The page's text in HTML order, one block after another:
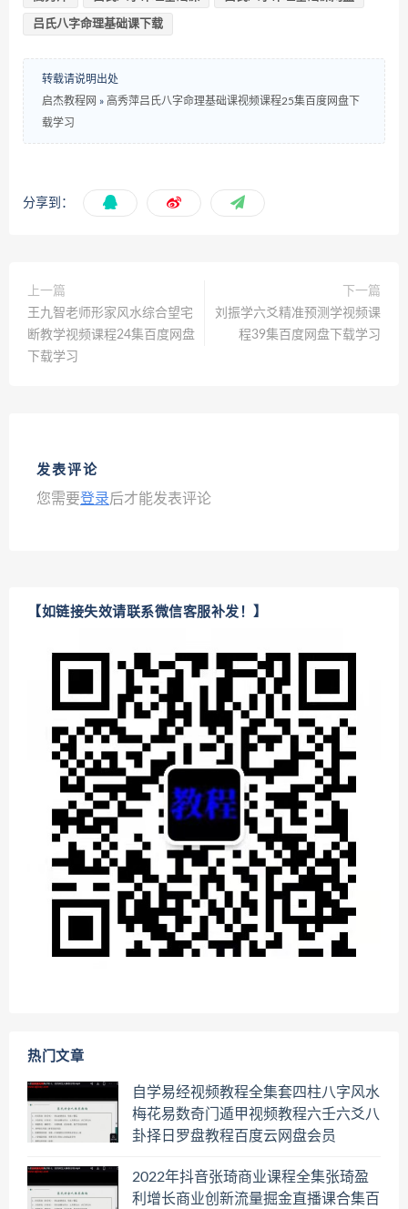
吕氏八字命理基础课下载
转载请说明出处
启杰教程网 » 高秀萍吕氏八字命理基础课视频课程25集百度网盘下
载学习
分享到：
上一篇
王九智老师形家风水综合望宅
断教学视频课程24集百度网盘
下载学习
下一篇
刘振学六爻精准预测学视频课
程39集百度网盘下载学习
发表评论
您需要登录后才能发表评论
【如链接失效请联系微信客服补发！】
热门文章
自学易经视频教程全集套四柱八字风水
梅花易数奇门遁甲视频教程六壬六爻八
卦择日罗盘教程百度云网盘会员
2022年抖音张琦商业课程全集张琦盈
利增长商业创新流量掘金直播课合集百